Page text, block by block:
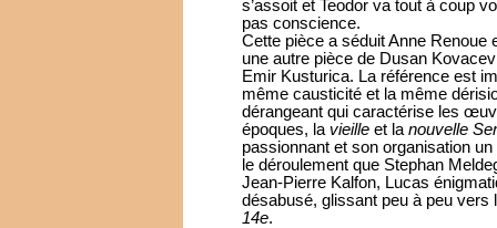
s’assoit et Teodor va tout à coup
pas conscience.
Cette pièce a séduit Anne Renoue
une autre pièce de Dusan
Emir Kusturica. La référence est
même causticité et la même
dérangeant qui caractérise les
époques, la vieille et la nouvelle
passionnant et son organisation
le déroulement que Stephan
Jean-Pierre Kalfon, Lucas
désabusé, glissant peu à peu vers
14e.